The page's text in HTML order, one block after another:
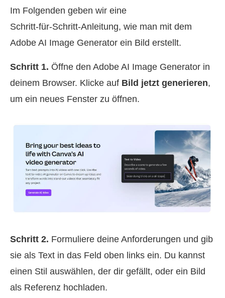
Im Folgenden geben wir eine
Schritt‑für‑Schritt‑Anleitung, wie man mit dem
Adobe AI Image Generator ein Bild erstellt.
Schritt 1. Öffne den Adobe AI Image Generator in
deinem Browser. Klicke auf Bild jetzt generieren,
um ein neues Fenster zu öffnen.
Schritt 2. Formuliere deine Anforderungen und gib
sie als Text in das Feld oben links ein. Du kannst
einen Stil auswählen, der dir gefällt, oder ein Bild
als Referenz hochladen.